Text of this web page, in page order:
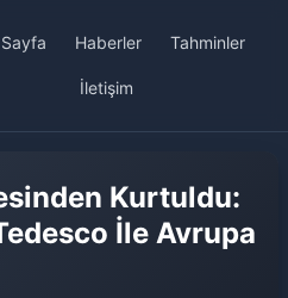
Haberler Tahminler
İletişim
Kurtuldu:
İle Avrupa